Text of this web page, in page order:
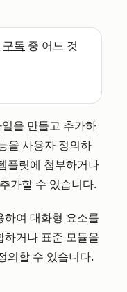
구독 중 어느 것
을 만들고 추가하
을 사용자 정의하
플릿에 첨부하거나
가할 수 있습니다.
하여 대화형 요소를
하거나 표준 모듈을
의할 수 있습니다.